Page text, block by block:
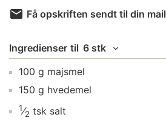
Få opskriften sendt til din mail
Ingredienser til 6 stk
100 g majsmel
150 g hvedemel
1⁄2 tsk salt